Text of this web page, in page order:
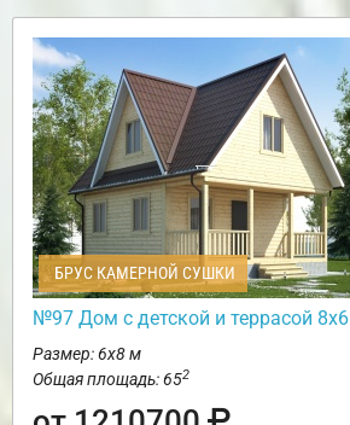
БРУС КАМЕРНОЙ СУШКИ
№97 Дом с детской и террасой 8х6
Размер: 6х8 м
Общая площадь: 652